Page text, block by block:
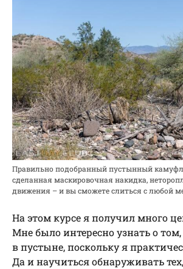
Правильно подобранный пустынный
сделанная маскировочная накидка,
движения – и вы сможете слиться с любой
На этом курсе я получил много
Мне было интересно узнать о
в пустыне, поскольку я
Да и научиться обнаруживать